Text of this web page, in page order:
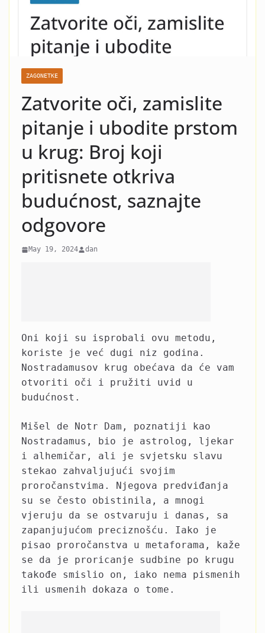
je razlog kraha braka Čede
Jovanovića! Kad vidite o kome
se radi neće vam bit dobro!
ZAGONETKE
Zatvorite oči, zamislite
pitanje i ubodite prstom
u krug: Broj koji
pritisnete otkriva
budućnost, saznajte
odgovore
May 19, 2024 dan
Oni koji su isprobali ovu metodu,
koriste je već dugi niz godina.
Nostradamusov krug obećava da će vam
otvoriti oči i pružiti uvid u
budućnost.
Mišel de Notr Dam, poznatiji kao
Nostradamus, bio je astrolog, ljekar
i alhemičar, ali je svjetsku slavu
stekao zahvaljujući svojim
proročanstvima. Njegova predviđanja
su se često obistinila, a mnogi
vjeruju da se ostvaruju i danas, sa
zapanjujućom preciznošću. Iako je
pisao proročanstva u metaforama, kaže
se da je proricanje sudbine po krugu
takođe smislio on, iako nema pismenih
ili usmenih dokaza o tome.